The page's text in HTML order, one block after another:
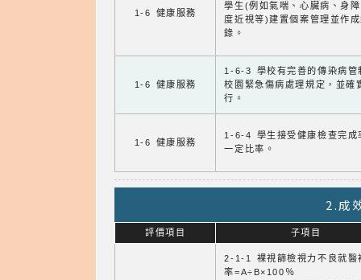
1-6 健康服務
學生(例如氣喘、心臟病、身
度近視等)建置個案管理並作
錄。
1-6 健康服務
1-6-3 學校有完善的傳染病管
校園緊急傷病處理規定，並確
行。
1-6 健康服務
1-6-4 學生接受健康檢查完成
一定比率。
2.成
評價項目 子項目
2-1-1 裸視篩檢視力不良就醫
率=A÷B×100％